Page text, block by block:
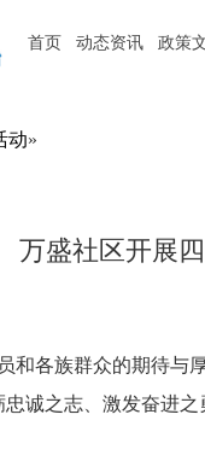
首页 动态资讯 政策
动»
万盛社区开展
和各族群众的期待与
诚之志、激发奋进